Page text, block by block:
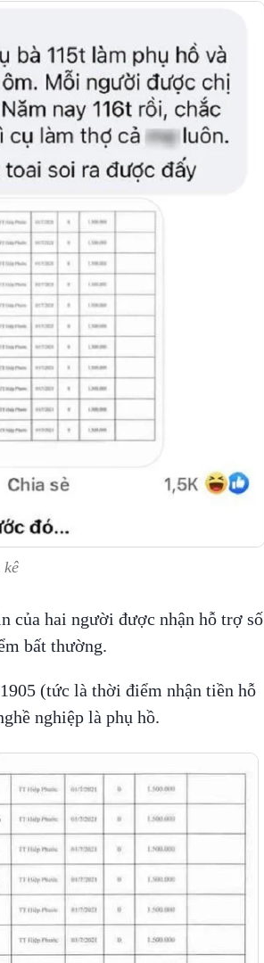
của hai người được nhận hỗ trợ số
bất thường.
(tức là thời điểm nhận tiền hỗ
nghiệp là phụ hồ.